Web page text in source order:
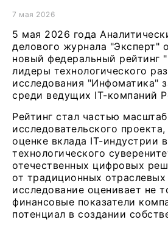
7 мая 2026
5 мая 2026 года
делового журнала "Эксперт"
новый федеральный
лидеры технологического
исследования "Инфоматика"
среди ведущих IT-компаний
Рейтинг стал частью
исследовательского
оценке вклада IT-индустрии
технологического
отечественных цифровых
от традиционных отраслевых
исследование оценивает не
финансовые показатели
потенциал в создании